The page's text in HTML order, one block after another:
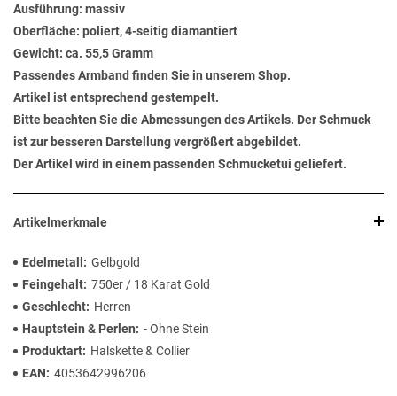
Ausführung: massiv
Oberfläche: poliert, 4-seitig diamantiert
Gewicht: ca. 55,5 Gramm
Passendes Armband finden Sie in unserem Shop.
Artikel ist entsprechend gestempelt.
Bitte beachten Sie die Abmessungen des Artikels. Der Schmuck
ist zur besseren Darstellung vergrößert abgebildet.
Der Artikel wird in einem passenden Schmucketui geliefert.
Artikelmerkmale
Edelmetall
Gelbgold
Feingehalt 750er / 18 Karat Gold
Geschlecht
Herren
Hauptstein & Perlen
- Ohne Stein
Produktart
Halskette & Collier
EAN
4053642996206